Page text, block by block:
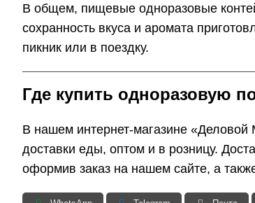
В общем, пищевые одноразовые
сохранность вкуса и аромата
пикник или в поездку.
Где купить одноразовую
В нашем интернет-магазине «Деловой
доставки еды, оптом и в розницу.
оформив заказ на нашем сайте, а